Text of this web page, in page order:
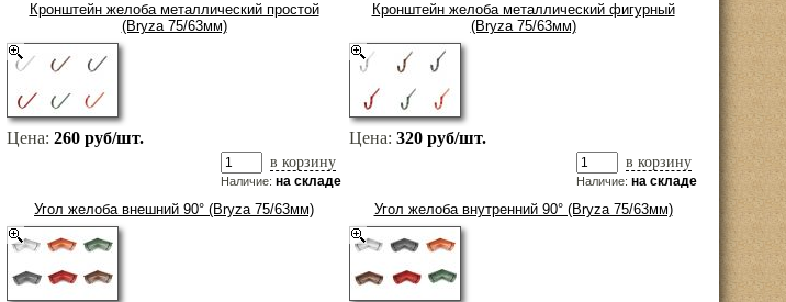
Кронштейн желоба металлический простой
(Bryza 75/63мм)
Цена: 260 руб/шт.
в корзину
Наличие: на складе
Кронштейн желоба металлический фигурный
(Bryza 75/63мм)
Цена: 320 руб/шт.
в корзину
Наличие: на складе
Угол желоба внешний 90° (Bryza 75/63мм) Угол желоба внутренний 90° (Bryza 75/63мм)